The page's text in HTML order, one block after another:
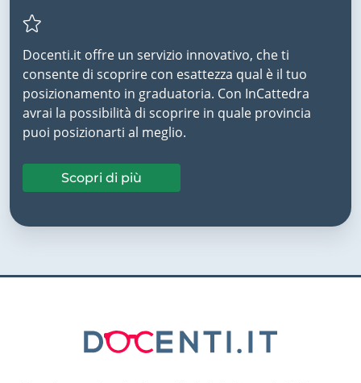
Docenti.it offre un servizio innovativo, che ti
consente di scoprire con esattezza qual è il tuo
posizionamento in graduatoria. Con InCattedra
avrai la possibilità di scoprire in quale provincia
puoi posizionarti al meglio.
Scopri di più